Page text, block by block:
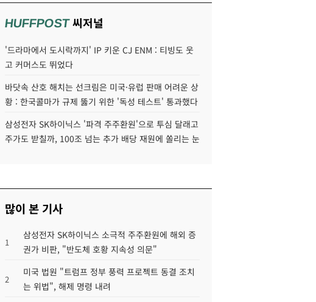
HUFFPOST씨저널
'드라마에서 도시락까지' IP 키운 CJ ENM : 티빙도 웃
고 커머스도 뛰었다
바닷속 산호 해치는 선크림은 미국·유럽 판매 어려운 상
황 : 한국콜마가 규제 뚫기 위한 '독성 테스트' 통과했다
삼성전자 SK하이닉스 '파격 주주환원'으로 투심 달래고
주가도 받칠까, 100조 넘는 추가 배당 재원에 쏠리는 눈
많이 본 기사
1
삼성전자 SK하이닉스 소극적 주주환원에 해외 증
권가 비판, "반도체 호황 지속성 의문"
2
미국 법원 "트럼프 정부 풍력 프로젝트 동결 조치
는 위법", 해제 명령 내려